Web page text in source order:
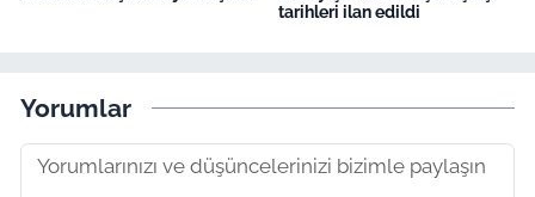
tarihleri ilan edildi
Yorumlar